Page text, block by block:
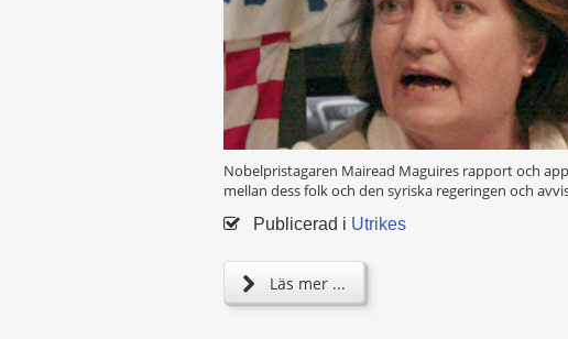
Nobelpristagaren Mairead Maguires rapport och
mellan dess folk och den syriska regeringen och
Publicerad i Utrikes
Läs mer ...